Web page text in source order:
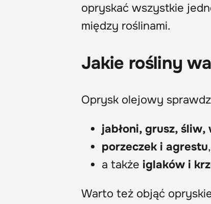
opryskać wszystkie
między roślinami.
Jakie rośliny
Oprysk olejowy
jabłoni, grusz, śliw,
porzeczek i agrestu,
a także iglaków i
Warto też objąć